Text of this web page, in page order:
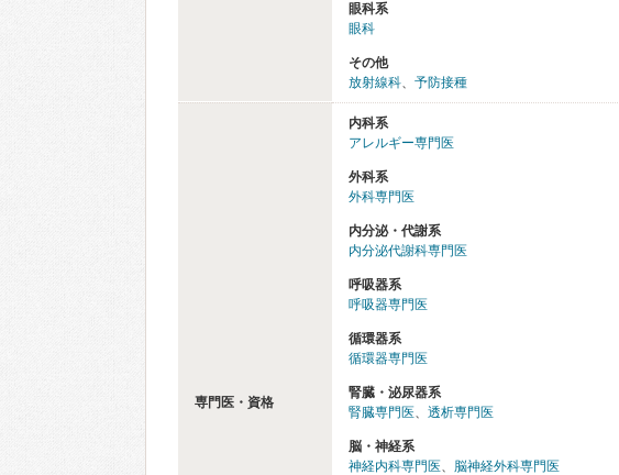
眼科系
眼科
その他
放射線科、 予防接種
専門医・資格
内科系
アレルギー専門医
外科系
外科専門医
内分泌・代謝系
内分泌代謝科専門医
呼吸器系
呼吸器専門医
循環器系
循環器専門医
腎臓・泌尿器系
腎臓専門医、 透析専門医
脳・神経系
神経内科専門医、 脳神経外科専門医